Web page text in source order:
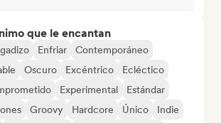
que le encantan
Enfriar
Contemporáneo
Oscuro Excéntrico
Ecléctico
Experimental
Estándar
Groovy Hardcore Único
Indie